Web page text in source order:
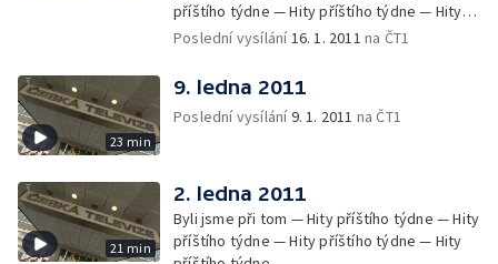
příštího týdne — Hity příštího týdne — Hity
příštího týdne — Hity příštího týdne — Hity
Zprávy Čétéčka
Poslední vysílání16. 1. 2011 na ČT1
23 min
9. ledna 2011
Poslední vysílání9. 1. 2011 na ČT1
21 min
2. ledna 2011
Byli jsme při tom — Hity příštího týdne — Hity
příštího týdne — Hity příštího týdne — Hity